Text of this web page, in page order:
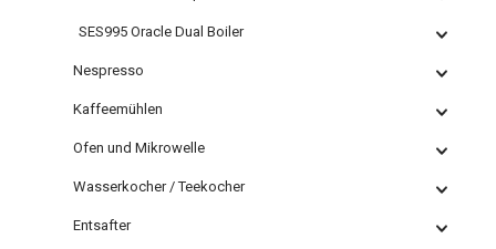
SES995 Oracle Dual Boiler
Nespresso
Kaffeemühlen
Ofen und Mikrowelle
Wasserkocher / Teekocher
Entsafter